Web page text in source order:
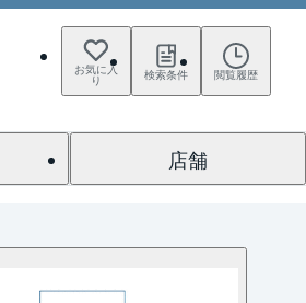
お気に入
り 検索条件 閲覧履歴
店舗